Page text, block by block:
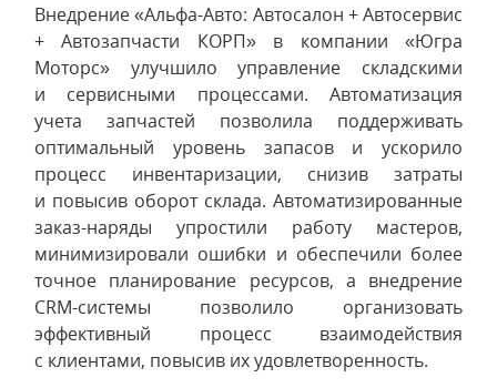
Внедрение «Альфа-Авто: Автосалон + Автосервис
+ Автозапчасти КОРП» в компании «Югра
Моторс» улучшило управление складскими
и сервисными процессами. Автоматизация
учета запчастей позволила поддерживать
оптимальный уровень запасов и ускорило
процесс инвентаризации, снизив затраты
и повысив оборот склада. Автоматизированные
заказ-наряды упростили работу мастеров,
минимизировали ошибки и обеспечили более
точное планирование ресурсов, а внедрение
CRM-системы позволило организовать
эффективный процесс взаимодействия
с клиентами, повысив их удовлетворенность.